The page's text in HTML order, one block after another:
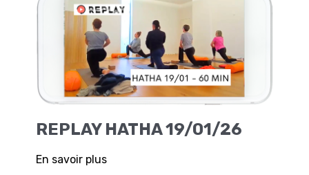
REPLAY HATHA 19/01/26
En savoir plus